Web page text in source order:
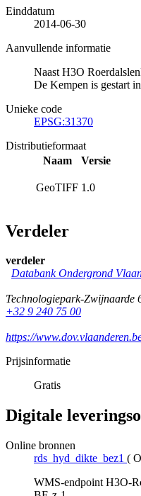
Einddatum
2014-06-30
Aanvullende informatie
Naast H3O
De Kempen is gestart
Unieke code
EPSG:31370
Distributieformaat
Naam
Versie
GeoTIFF 1.0
Verdeler
verdeler
Databank Ondergrond
Technologiepark-Zwijnaarde
+32 9 240 75 00
https://
Prijsinformatie
Gratis
Digitale
Online bronnen
rds_hyd_dikte_bez1 (
WMS-endpoint H3O-